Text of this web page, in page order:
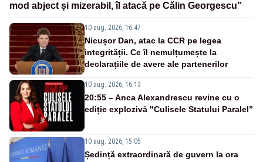
mod abject și mizerabil, îl atacă pe Călin Georgescu”
10 aug. 2026, 16:47
Nicușor Dan, atac la CCR pe legea
integrității. Ce îl nemulțumește la
declarațiile de avere ale partenerilor
10 aug. 2026, 16:13
20:55 – Anca Alexandrescu revine cu o
ediție explozivă "Culisele Statului Paralel”
10 aug. 2026, 15:05
Ședință extraordinară de guvern la ora